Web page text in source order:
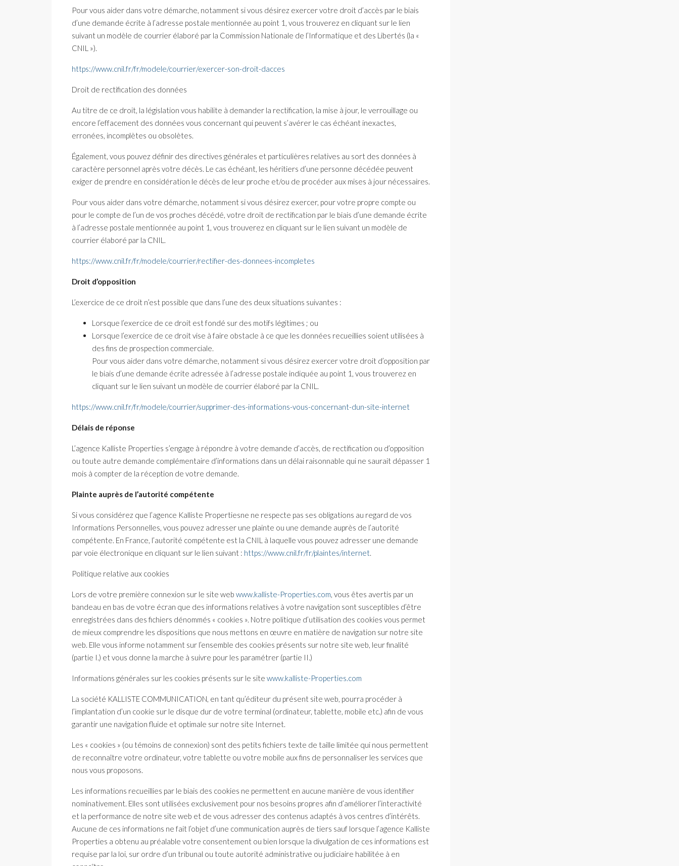
Pour vous aider dans votre démarche, notamment si vous désirez exercer votre droit d’accès par le biais
d’une demande écrite à l’adresse postale mentionnée au point 1, vous trouverez en cliquant sur le lien
suivant un modèle de courrier élaboré par la Commission Nationale de l’Informatique et des Libertés (la «
CNIL »).
https://www.cnil.fr/fr/modele/courrier/exercer-son-droit-dacces
Droit de rectification des données
Au titre de ce droit, la législation vous habilite à demander la rectification, la mise à jour, le verrouillage ou
encore l’effacement des données vous concernant qui peuvent s’avérer le cas échéant inexactes,
erronées, incomplètes ou obsolètes.
Également, vous pouvez définir des directives générales et particulières relatives au sort des données à
caractère personnel après votre décès. Le cas échéant, les héritiers d’une personne décédée peuvent
exiger de prendre en considération le décès de leur proche et/ou de procéder aux mises à jour nécessaires.
Pour vous aider dans votre démarche, notamment si vous désirez exercer, pour votre propre compte ou
pour le compte de l’un de vos proches décédé, votre droit de rectification par le biais d’une demande écrite
à l’adresse postale mentionnée au point 1, vous trouverez en cliquant sur le lien suivant un modèle de
courrier élaboré par la CNIL.
https://www.cnil.fr/fr/modele/courrier/rectifier-des-donnees-incompletes
Droit d’opposition
L’exercice de ce droit n’est possible que dans l’une des deux situations suivantes :
Lorsque l’exercice de ce droit est fondé sur des motifs légitimes ; ou
Lorsque l’exercice de ce droit vise à faire obstacle à ce que les données recueillies soient utilisées à
des fins de prospection commerciale.
Pour vous aider dans votre démarche, notamment si vous désirez exercer votre droit d’opposition par
le biais d’une demande écrite adressée à l’adresse postale indiquée au point 1, vous trouverez en
cliquant sur le lien suivant un modèle de courrier élaboré par la CNIL.
https://www.cnil.fr/fr/modele/courrier/supprimer-des-informations-vous-concernant-dun-site-internet
Délais de réponse
L’agence Kalliste Properties s’engage à répondre à votre demande d’accès, de rectification ou d’opposition
ou toute autre demande complémentaire d’informations dans un délai raisonnable qui ne saurait dépasser 1
mois à compter de la réception de votre demande.
Plainte auprès de l’autorité compétente
Si vous considérez que l’agence Kalliste Propertiesne ne respecte pas ses obligations au regard de vos
Informations Personnelles, vous pouvez adresser une plainte ou une demande auprès de l’autorité
compétente. En France, l’autorité compétente est la CNIL à laquelle vous pouvez adresser une demande
par voie électronique en cliquant sur le lien suivant : https://www.cnil.fr/fr/plaintes/internet.
Politique relative aux cookies
Lors de votre première connexion sur le site web www.kalliste-Properties.com, vous êtes avertis par un
bandeau en bas de votre écran que des informations relatives à votre navigation sont susceptibles d’être
enregistrées dans des fichiers dénommés « cookies ». Notre politique d’utilisation des cookies vous permet
de mieux comprendre les dispositions que nous mettons en œuvre en matière de navigation sur notre site
web. Elle vous informe notamment sur l’ensemble des cookies présents sur notre site web, leur finalité
(partie I.) et vous donne la marche à suivre pour les paramétrer (partie II.)
Informations générales sur les cookies présents sur le site www.kalliste-Properties.com
La société KALLISTE COMMUNICATION, en tant qu’éditeur du présent site web, pourra procéder à
l’implantation d’un cookie sur le disque dur de votre terminal (ordinateur, tablette, mobile etc.) afin de vous
garantir une navigation fluide et optimale sur notre site Internet.
Les « cookies » (ou témoins de connexion) sont des petits fichiers texte de taille limitée qui nous permettent
de reconnaître votre ordinateur, votre tablette ou votre mobile aux fins de personnaliser les services que
nous vous proposons.
Les informations recueillies par le biais des cookies ne permettent en aucune manière de vous identifier
nominativement. Elles sont utilisées exclusivement pour nos besoins propres afin d’améliorer l’interactivité
et la performance de notre site web et de vous adresser des contenus adaptés à vos centres d’intérêts.
Aucune de ces informations ne fait l’objet d’une communication auprès de tiers sauf lorsque l’agence Kalliste
Properties a obtenu au préalable votre consentement ou bien lorsque la divulgation de ces informations est
requise par la loi, sur ordre d’un tribunal ou toute autorité administrative ou judiciaire habilitée à en